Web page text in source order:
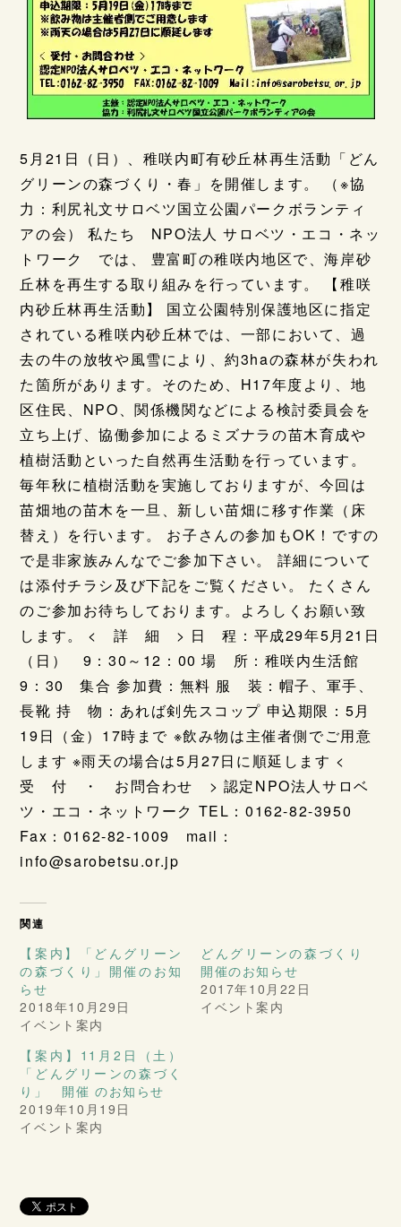
5月21日（日）、稚咲内町有砂丘林再生活動「どん
グリーンの森づくり・春」を開催します。 （※協
力：利尻礼文サロベツ国立公園パークボランティ
アの会） 私たち NPO法人 サロベツ・エコ・ネッ
トワーク では、 豊富町の稚咲内地区で、海岸砂
丘林を再生する取り組みを行っています。 【稚咲
内砂丘林再生活動】 国立公園特別保護地区に指定
されている稚咲内砂丘林では、一部において、過
去の牛の放牧や風雪により、約3haの森林が失われ
た箇所があります。そのため、H17年度より、地
区住民、NPO、関係機関などによる検討委員会を
立ち上げ、協働参加によるミズナラの苗木育成や
植樹活動といった自然再生活動を行っています。
毎年秋に植樹活動を実施しておりますが、今回は
苗畑地の苗木を一旦、新しい苗畑に移す作業（床
替え）を行います。 お子さんの参加もOK！ですの
で是非家族みんなでご参加下さい。 詳細について
は添付チラシ及び下記をご覧ください。 たくさん
のご参加お待ちしております。よろしくお願い致
します。 < 詳 細 > 日 程：平成29年5月21日
（日） 9：30～12：00 場 所：稚咲内生活館
9：30 集合 参加費：無料 服 装：帽子、軍手、
長靴 持 物：あれば剣先スコップ 申込期限：5月
19日（金）17時まで ※飲み物は主催者側でご用意
します ※雨天の場合は5月27日に順延します <
受 付 ・ お問合わせ > 認定NPO法人サロベ
ツ・エコ・ネットワーク TEL：0162-82-3950
Fax：0162-82-1009 mail：
info@sarobetsu.or.jp
関連
【案内】「どんグリーン
の森づくり」開催のお知
らせ
2018年10月29日
イベント案内
どんグリーンの森づくり
開催のお知らせ
2017年10月22日
イベント案内
【案内】11月2日（土）
「どんグリーンの森づく
り」 開催 のお知らせ
2019年10月19日
イベント案内